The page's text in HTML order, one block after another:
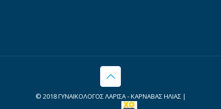
© 2018 ΓΥΝΑΙΚΟΛΟΓΟΣ ΛΑΡΙΣΑ - ΚΑΡΝΑΒΑΣ ΗΛΙΑΣ |